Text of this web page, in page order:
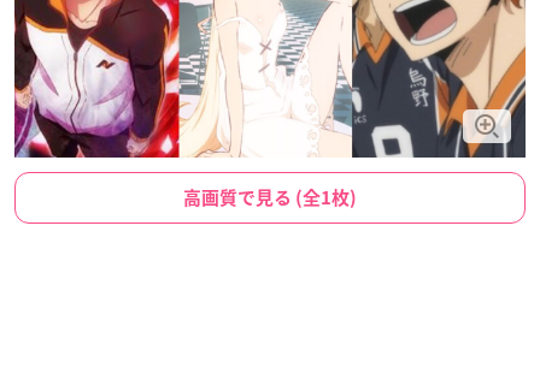
高画質で見る (全1枚)